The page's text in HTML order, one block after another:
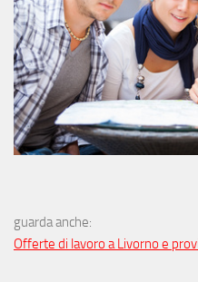
guarda anche:
Offerte di lavoro a Livorno e